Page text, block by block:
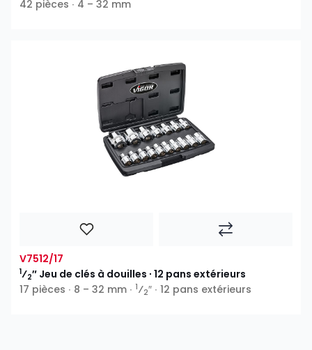
42 pièces ∙ 4 – 32 mm
V7512/17
1⁄2″ Jeu de clés à douilles ∙ 12 pans extérieurs
17 pièces ∙ 8 – 32 mm ∙ 1⁄2″ ∙ 12 pans extérieurs